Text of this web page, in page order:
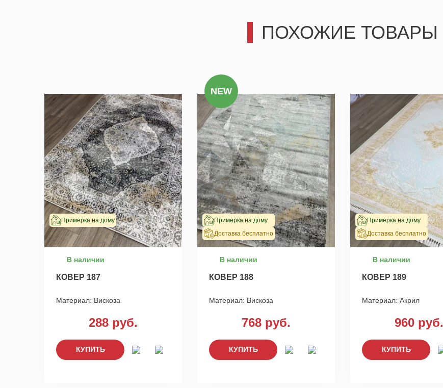
ПОХОЖИЕ ТОВАРЫ
Примерка на дому
В наличии
КОВЕР 187
Материал: Вискоза
288 руб.
КУПИТЬ
NEW
Примерка на дому
Доставка бесплатно
В наличии
КОВЕР 188
Материал: Вискоза
768 руб.
КУПИТЬ
Примерка на дому
Доставка бесплатно
В наличии
КОВЕР 189
Материал: Акрил
960 руб.
КУПИТЬ